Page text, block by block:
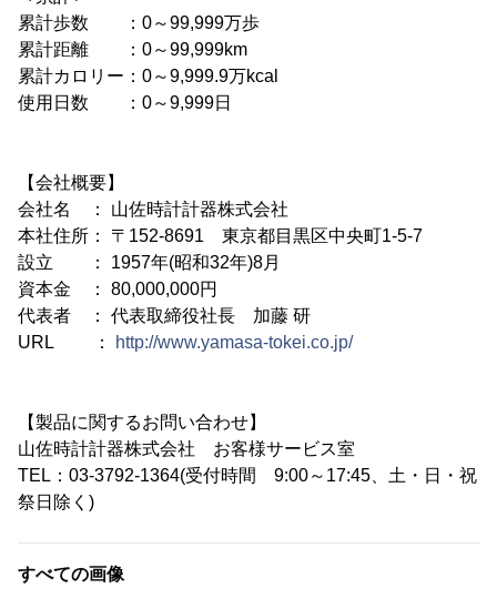
累計歩数 ：0～99,999万歩
累計距離 ：0～99,999km
累計カロリー：0～9,999.9万kcal
使用日数 ：0～9,999日
【会社概要】
会社名 ： 山佐時計計器株式会社
本社住所： 〒152-8691 東京都目黒区中央町1-5-7
設立 ： 1957年(昭和32年)8月
資本金 ： 80,000,000円
代表者 ： 代表取締役社長 加藤 研
URL ：
http://www.yamasa-tokei.co.jp/
【製品に関するお問い合わせ】
山佐時計計器株式会社 お客様サービス室
TEL：03-3792-1364(受付時間 9:00～17:45、土・日・祝
祭日除く)
すべての画像